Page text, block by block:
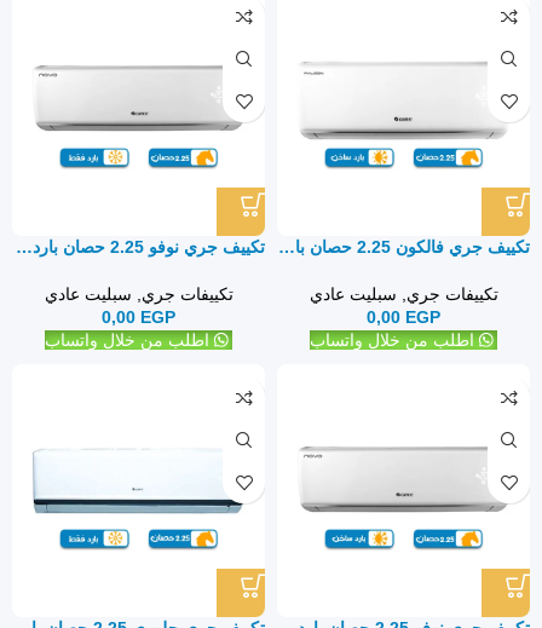
تكييف جري فالكون 2.25 حصان بارد ساخن – سبليت
تكييفات جري
سبليت عادي
0,00 EGP
اطلب من خلال واتساب
تكييف جري نوفو 2.25 حصان بارد فقط – سبليت
تكييفات جري
سبليت عادي
0,00 EGP
اطلب من خلال واتساب